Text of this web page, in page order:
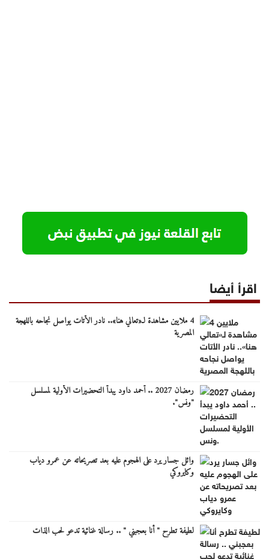
اقرأ أيضا
4 ملايين مشاهدة لـ«تعالي هنا».. نادر الأتات يواصل نجاحه باللهجة
المصرية
رمضان 2027 .. أحمد داود يبدأ التحضيرات الأولية لمسلسل
"ونس".
وائل جسار يرد على الهجوم عليه بعد تصريحاته عن عمرو دياب
وكايروكي
لطيفة تطرح " أنا بعجبني " .. رسالة غنائية تدعو لحب الذات